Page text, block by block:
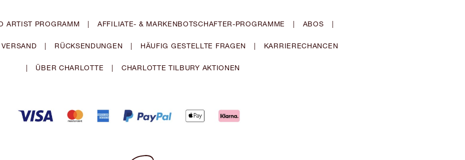
ARTIST PROGRAMM | AFFILIATE- & MARKENBOTSCHAFTER-PROGRAMME | ABOS |
VERSAND | RÜCKSENDUNGEN | HÄUFIG GESTELLTE FRAGEN | KARRIERECHANCEN
| ÜBER CHARLOTTE | CHARLOTTE TILBURY AKTIONEN